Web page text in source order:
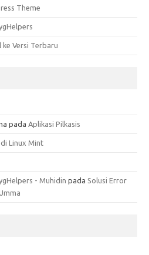
Theme
ke Versi Terbaru
pada Aplikasi Pilkasis
Linux Mint
- Muhidin pada Solusi Error